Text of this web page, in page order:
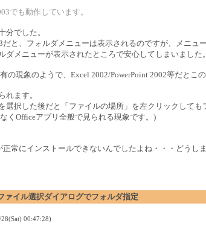
でも動作しています。
分でした。
だと、フォルダメニューは表示されるのですが、メニュ
ダメニューが表示されたところで安心してしまいました
の現象のようで、Excel 2002/PowerPoint 2002等だとこ
れます。
選択した後だと「ファイルの場所」を左クリックしても
くOfficeアプリ全般で見られる現象です。)
正常にインストールできないんでしたよね・・・どうし
ァイル選択ダイアログでフォルダ指定
00:47:28)